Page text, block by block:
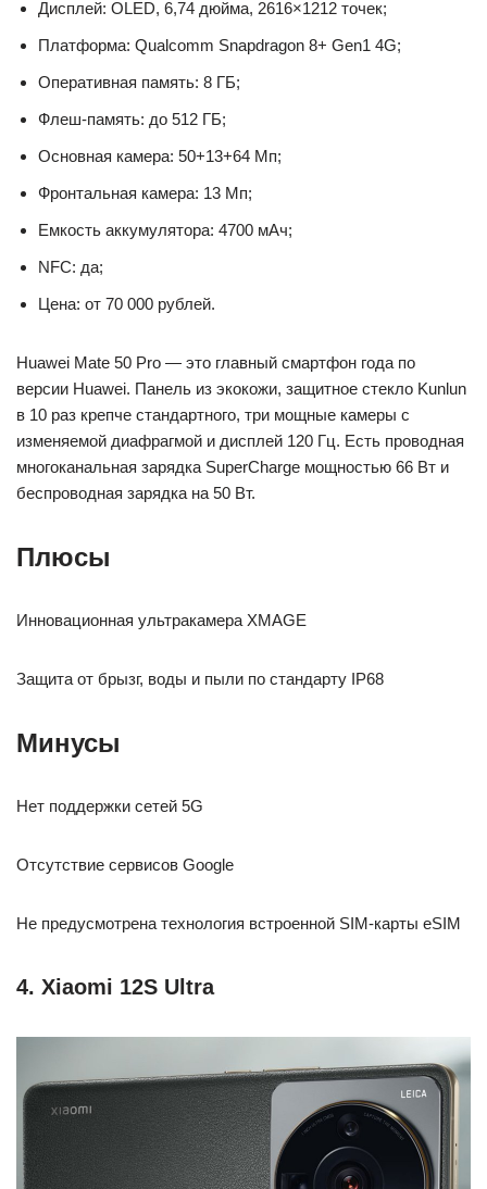
Дисплей: OLED, 6,74 дюйма, 2616×1212 точек;
Платформа: Qualcomm Snapdragon 8+ Gen1 4G;
Оперативная память: 8 ГБ;
Флеш-память: до 512 ГБ;
Основная камера: 50+13+64 Мп;
Фронтальная камера: 13 Мп;
Емкость аккумулятора: 4700 мАч;
NFC: да;
Цена: от 70 000 рублей.
Huawei Mate 50 Pro — это главный смартфон года по
версии Huawei. Панель из экокожи, защитное стекло Kunlun
в 10 раз крепче стандартного, три мощные камеры с
изменяемой диафрагмой и дисплей 120 Гц. Есть проводная
многоканальная зарядка SuperCharge мощностью 66 Вт и
беспроводная зарядка на 50 Вт.
Плюсы
Инновационная ультракамера XMAGE
Защита от брызг, воды и пыли по стандарту IP68
Минусы
Нет поддержки сетей 5G
Отсутствие сервисов Google
Не предусмотрена технология встроенной SIM-карты eSIM
4. Xiaomi 12S Ultra